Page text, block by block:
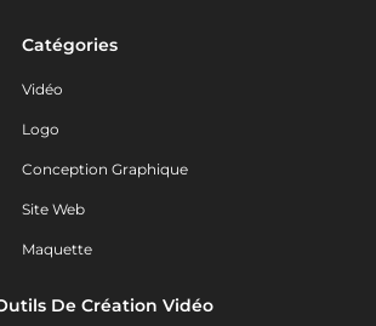
Catégories
Vidéo
Logo
Conception Graphique
Site Web
Maquette
De Création Vidéo